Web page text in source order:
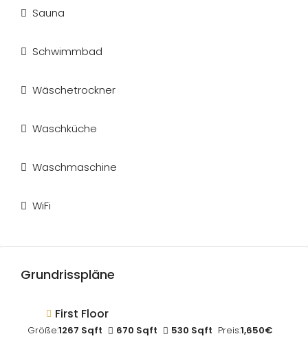
Sauna
Schwimmbad
Wäschetrockner
Waschküche
Waschmaschine
WiFi
Grundrisspläne
First Floor
Größe:1267 Sqft 670 Sqft 530 Sqft Preis:1,650€